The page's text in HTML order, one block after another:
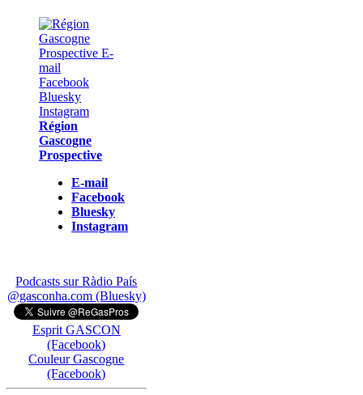
Région
Gascogne
Prospective
E-mail
Facebook
Bluesky
Instagram
Podcasts sur Ràdio País
@gasconha.com (Bluesky)
Esprit GASCON
(Facebook)
Couleur Gascogne
(Facebook)